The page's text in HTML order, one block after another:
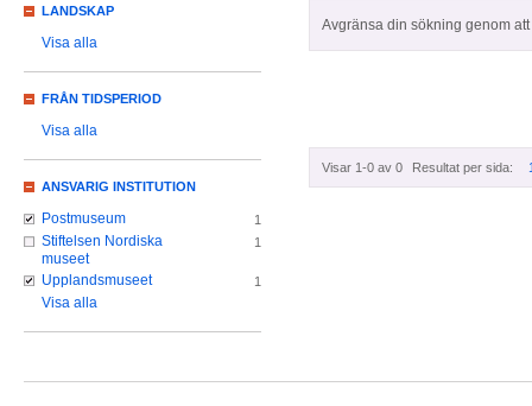
Avgränsa din sökning genom
Visar 1-0 av 0 Resultat per sida:
LANDSKAP
Visa alla
FRÅN TIDSPERIOD
Visa alla
ANSVARIG INSTITUTION
Postmuseum 1
Stiftelsen Nordiska
museet
1
Upplandsmuseet 1
Visa alla